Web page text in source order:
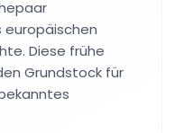
europäischen
Diese frühe
Grundstock für